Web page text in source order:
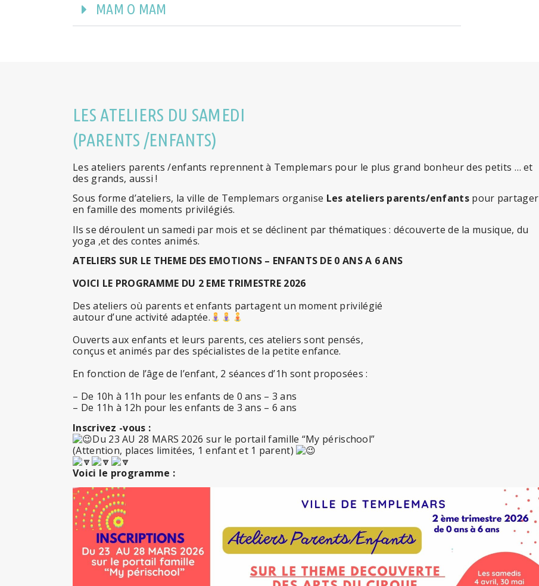
MAM O MAM
LES ATELIERS DU SAMEDI
(PARENTS /ENFANTS)
Les ateliers parents /enfants reprennent à Templemars pour le plus grand bonheur des petits … et
des grands, aussi !
Sous forme d’ateliers, la ville de Templemars organise Les ateliers parents/enfantspour partager
en famille des moments privilégiés.
Ils se déroulent un samedi par mois et se déclinent par thématiques : découverte de la musique, du
yoga ,et des contes animés.
ATELIERS SUR LE THEME DES EMOTIONS – ENFANTS DE 0 ANS A 6 ANS
VOICI LE PROGRAMME DU 2 EME TRIMESTRE 2026
Des ateliers où parents et enfants partagent un moment privilégié
autour d’une activité adaptée.
Ouverts aux enfants et leurs parents, ces ateliers sont pensés,
conçus et animés par des spécialistes de la petite enfance.
En fonction de l’âge de l’enfant, 2 séances d’1h sont proposées :
– De 10h à 11h pour les enfants de 0 ans – 3 ans
– De 11h à 12h pour les enfants de 3 ans – 6 ans
Inscrivez -vous :
Du 23 AU 28 MARS 2026 sur le portail famille “My périschool”
(Attention, places limitées, 1 enfant et 1 parent)
Voici le programme :